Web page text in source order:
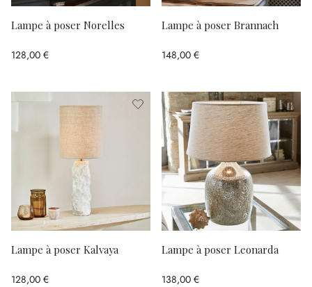
Lampe à poser Norelles
128,00 €
Lampe à poser Brannach
148,00 €
Lampe à poser Kalvaya
128,00 €
Lampe à poser Leonarda
138,00 €